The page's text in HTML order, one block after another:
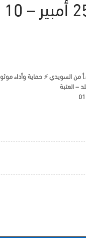
– العتبة